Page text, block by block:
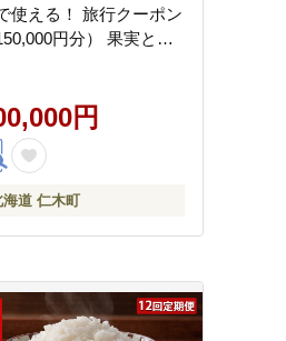
使える！ 旅行クーポン
円分） 果実とや
験サービス券 パッケ
旅行 [Japan Tourism
円
海道 仁木町